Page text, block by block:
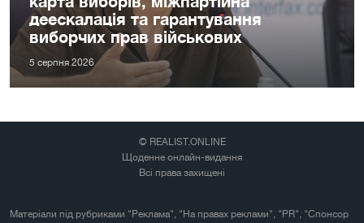
деескалація та гарантування
виборчих прав військових
5 серпня 2026
© REALIST.ONLINE
Щоденне онлайн-видання
Всі права захищені
Матеріали під рубриками "Реклама", "На правах реклами", "PR", "Спонсор